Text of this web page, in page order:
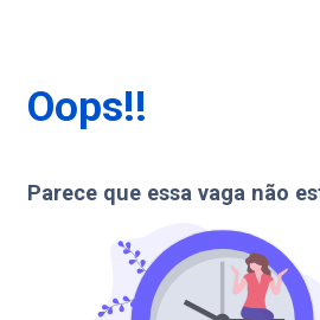
Oops!!
Parece que essa vaga não